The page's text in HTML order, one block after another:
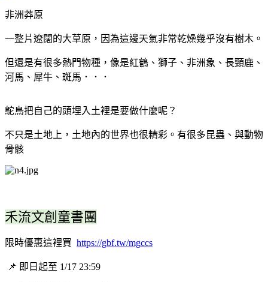
非洲莽原
一整片遼闊的大草原，因為這邊天氣非常乾燥幾乎沒有樹木。
但還是有很多熱門物種，像是紅鶴、獅子、非洲象、長頸鹿、
河馬、犀牛、斑馬．．．
鴕鳥把自己的頭埋入土裡是要做什麼呢？
不只是土地上，土地內的世界也很精彩。有很多昆蟲、與動物
骨骸
禾流文創童書團
限時優惠這裡買 https://gbf.tw/mgccs
📌 即日起至 1/17 23:59